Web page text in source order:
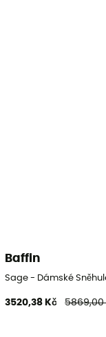
Baffin
Sage - Dámské
3520,38 Kč 5869,00